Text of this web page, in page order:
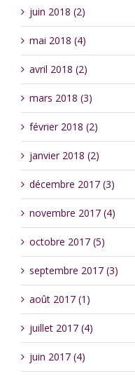
juin 2018 (2)
mai 2018 (4)
avril 2018 (2)
mars 2018 (3)
février 2018 (2)
janvier 2018 (2)
décembre 2017 (3)
novembre 2017 (4)
octobre 2017 (5)
septembre 2017 (3)
août 2017 (1)
juillet 2017 (4)
juin 2017 (4)